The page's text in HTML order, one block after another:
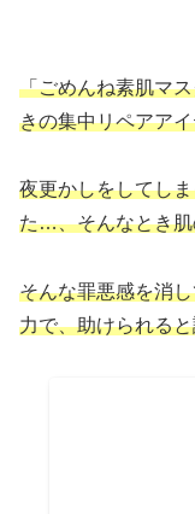
「ごめんね素肌マ
きの集中リペアア
夜更かしをしてし
た…、そんなとき肌
そんな罪悪感を消
力で、助けられる